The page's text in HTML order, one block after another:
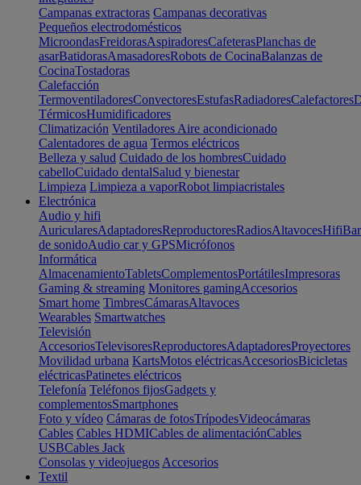
Campanas extractoras Campanas decorativas
Pequeños electrodomésticos
MicroondasFreidorasAspiradoresCafeterasPlanchas de
asarBatidorasAmasadoresRobots de CocinaBalanzas de
CocinaTostadoras
Calefacción
TermoventiladoresConvectoresEstufasRadiadoresCalefactores
TérmicosHumidificadores
Climatización Ventiladores Aire acondicionado
Calentadores de agua Termos eléctricos
Belleza y salud Cuidado de los hombresCuidado
cabelloCuidado dentalSalud y bienestar
Limpieza Limpieza a vaporRobot limpiacristales
Electrónica
Audio y hifi
AuricularesAdaptadoresReproductoresRadiosAltavocesHifi
de sonidoAudio car y GPSMicrófonos
Informática
AlmacenamientoTabletsComplementosPortátilesImpresoras
Gaming & streaming Monitores gamingAccesorios
Smart home TimbresCámarasAltavoces
Wearables Smartwatches
Televisión
AccesoriosTelevisoresReproductoresAdaptadoresProyectores
Movilidad urbana KartsMotos eléctricasAccesoriosBicicletas
eléctricasPatinetes eléctricos
Telefonía Teléfonos fijosGadgets y
complementosSmartphones
Foto y vídeo Cámaras de fotosTrípodesVideocámaras
Cables Cables HDMICables de alimentaciónCables
USBCables Jack
Consolas y videojuegos Accesorios
Textil